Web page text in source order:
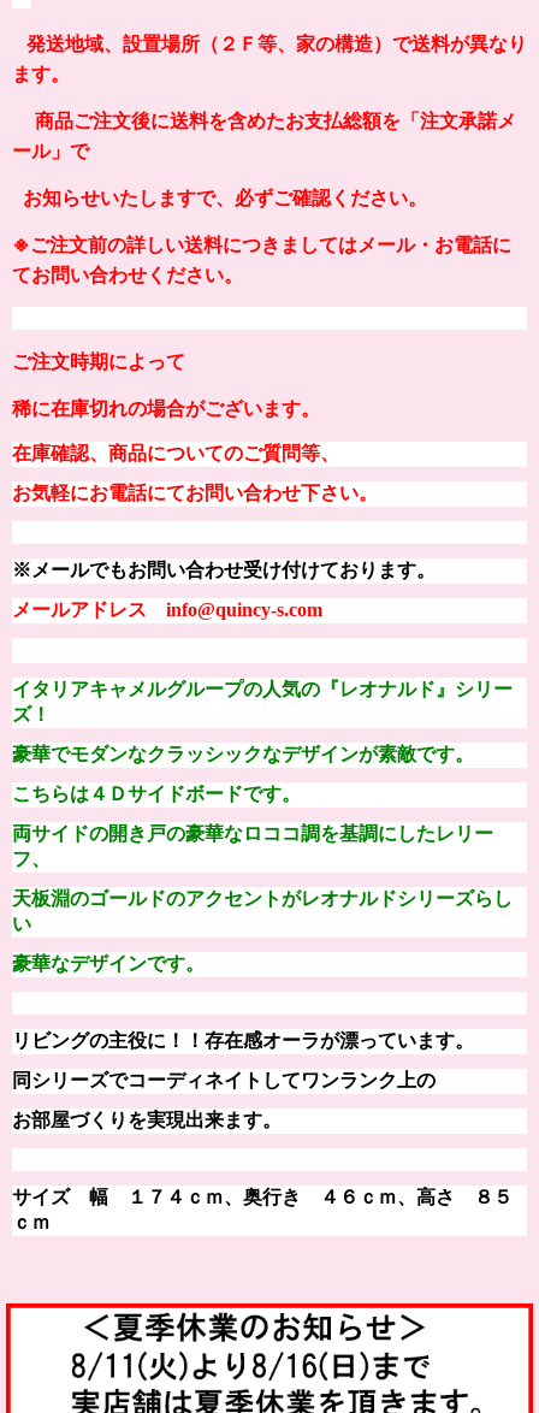
発送地域、設置場所（２Ｆ等、家の構造） で送料が異なり
ます。
商品ご注文後に送料を含めたお支払総額を「注文承諾メ
ール」で
お知らせいたしますで、必ずご確認ください。
※ご注文前の詳しい送料につきましてはメール・お電話に
てお問い合わせください。
ご注文時期によって
稀に在庫切れの場合がございます。
在庫確認、商品についてのご質問等、
お気軽にお電話にてお問い合わせ下さい。
※メールでもお問い合わせ受け付けております。
メールアドレス info@quincy-s.com
イタリアキャメルグループの人気の『レオナルド 』シリー
ズ！
豪華でモダンなクラッシックなデザインが素敵です。
こちらは４Ｄサイドボードです。
両サイドの開き戸の豪華なロココ調を基調にしたレリー
フ、
天板淵のゴールドのアクセントがレオナルドシリーズらし
い
豪華なデザインです。
リビングの主役に！！ 存在感オーラが漂っています。
同シリーズでコーディネイトしてワンランク上の
お部屋づくりを実現出来ます。
サイズ 幅 １７４ｃｍ、奥行き ４６ｃｍ、高さ ８５
ｃｍ